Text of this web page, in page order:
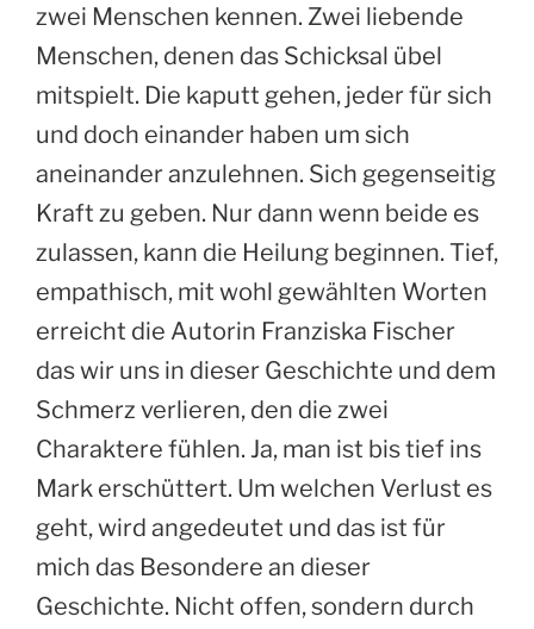
zwei Menschen kennen. Zwei liebende
Menschen, denen das Schicksal übel
mitspielt. Die kaputt gehen, jeder für sich
und doch einander haben um sich
aneinander anzulehnen. Sich gegenseitig
Kraft zu geben. Nur dann wenn beide es
zulassen, kann die Heilung beginnen. Tief,
empathisch, mit wohl gewählten Worten
erreicht die Autorin Franziska Fischer
das wir uns in dieser Geschichte und dem
Schmerz verlieren, den die zwei
Charaktere fühlen. Ja, man ist bis tief ins
Mark erschüttert. Um welchen Verlust es
geht, wird angedeutet und das ist für
mich das Besondere an dieser
Geschichte. Nicht offen, sondern durch